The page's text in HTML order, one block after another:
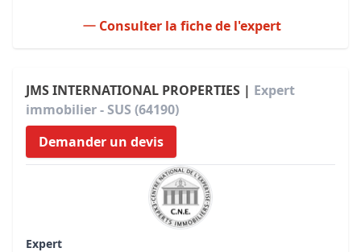
Consulter la fiche de l'expert
JMS INTERNATIONAL PROPERTIES | Expert
immobilier - SUS (64190)
Demander un devis
Expert